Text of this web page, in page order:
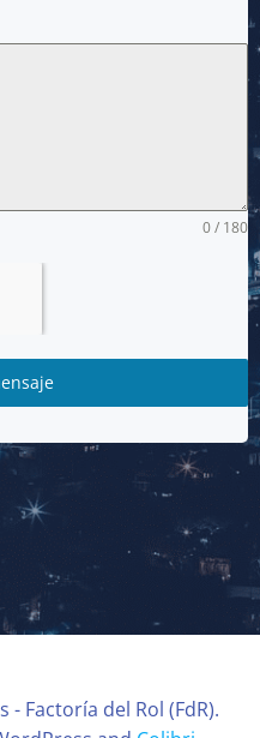
0 / 180
Factoría del Rol (FdR).